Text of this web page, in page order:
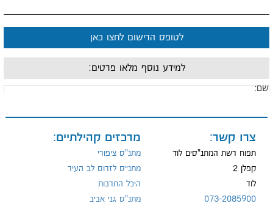
לטופס הרישום לחצו כאן
למידע נוסף מלאו פרטים:
צרו קשר:
תפוח רשת המתנ"סים לוד
קפלן 2
לוד
073-2085900
מרכזים קהילתיים:
מתנ"ס ציפורי
מתנ״ס לזרוס לב העיר
היכל התרבות
מתנ"ס גני אביב